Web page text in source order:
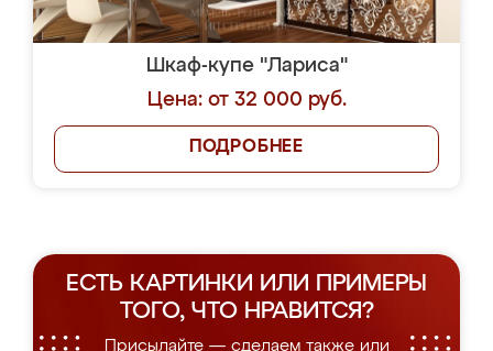
Шкаф-купе "Лариса"
Цена: от 32 000 руб.
ПОДРОБНЕЕ
ЕСТЬ КАРТИНКИ ИЛИ ПРИМЕРЫ
ТОГО, ЧТО НРАВИТСЯ?
Присылайте — сделаем также или